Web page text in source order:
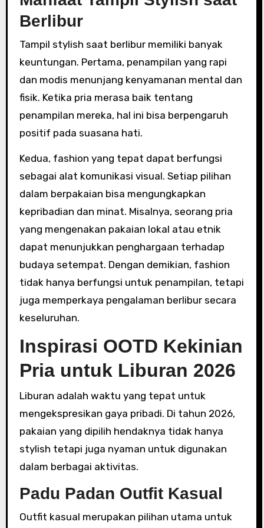
Berlibur
Tampil stylish saat berlibur memiliki banyak
keuntungan. Pertama, penampilan yang rapi
dan modis menunjang kenyamanan mental dan
fisik. Ketika pria merasa baik tentang
penampilan mereka, hal ini bisa berpengaruh
positif pada suasana hati.
Kedua, fashion yang tepat dapat berfungsi
sebagai alat komunikasi visual. Setiap pilihan
dalam berpakaian bisa mengungkapkan
kepribadian dan minat. Misalnya, seorang pria
yang mengenakan pakaian lokal atau etnik
dapat menunjukkan penghargaan terhadap
budaya setempat. Dengan demikian, fashion
tidak hanya berfungsi untuk penampilan, tetapi
juga memperkaya pengalaman berlibur secara
keseluruhan.
Inspirasi OOTD Kekinian
Pria untuk Liburan 2026
Liburan adalah waktu yang tepat untuk
mengekspresikan gaya pribadi. Di tahun 2026,
pakaian yang dipilih hendaknya tidak hanya
stylish tetapi juga nyaman untuk digunakan
dalam berbagai aktivitas.
Padu Padan Outfit Kasual
Outfit kasual merupakan pilihan utama untuk